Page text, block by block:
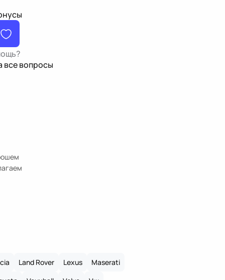
все вопросы
Land Rover Lexus
Maserati